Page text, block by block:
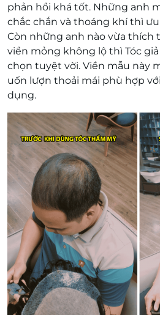
phản hồi khá tốt. Những anh
chắc chắn và thoáng khí thì
Còn những anh nào vừa thích
viền mỏng không lộ thì Tóc giả
chọn tuyệt vời. Viền mẫu này
uốn lượn thoải mái phù hợp
dụng.